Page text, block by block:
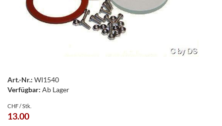
Art.-Nr.: WI1540
Verfügbar: Ab Lager
CHF / Stk.
13.00